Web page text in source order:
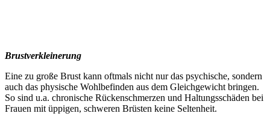
Brustverkleinerung
Eine zu große Brust kann oftmals nicht nur das psychische, sondern
auch das physische Wohlbefinden aus dem Gleichgewicht bringen.
So sind u.a. chronische Rückenschmerzen und Haltungsschäden bei
Frauen mit üppigen, schweren Brüsten keine Seltenheit.